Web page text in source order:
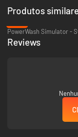
rooms of your clinic to
equipment, but don’t
- Master dozens of
- Listen to the animals
- Expand and upgrade
Produtos
PowerWash Simulator -
Reviews